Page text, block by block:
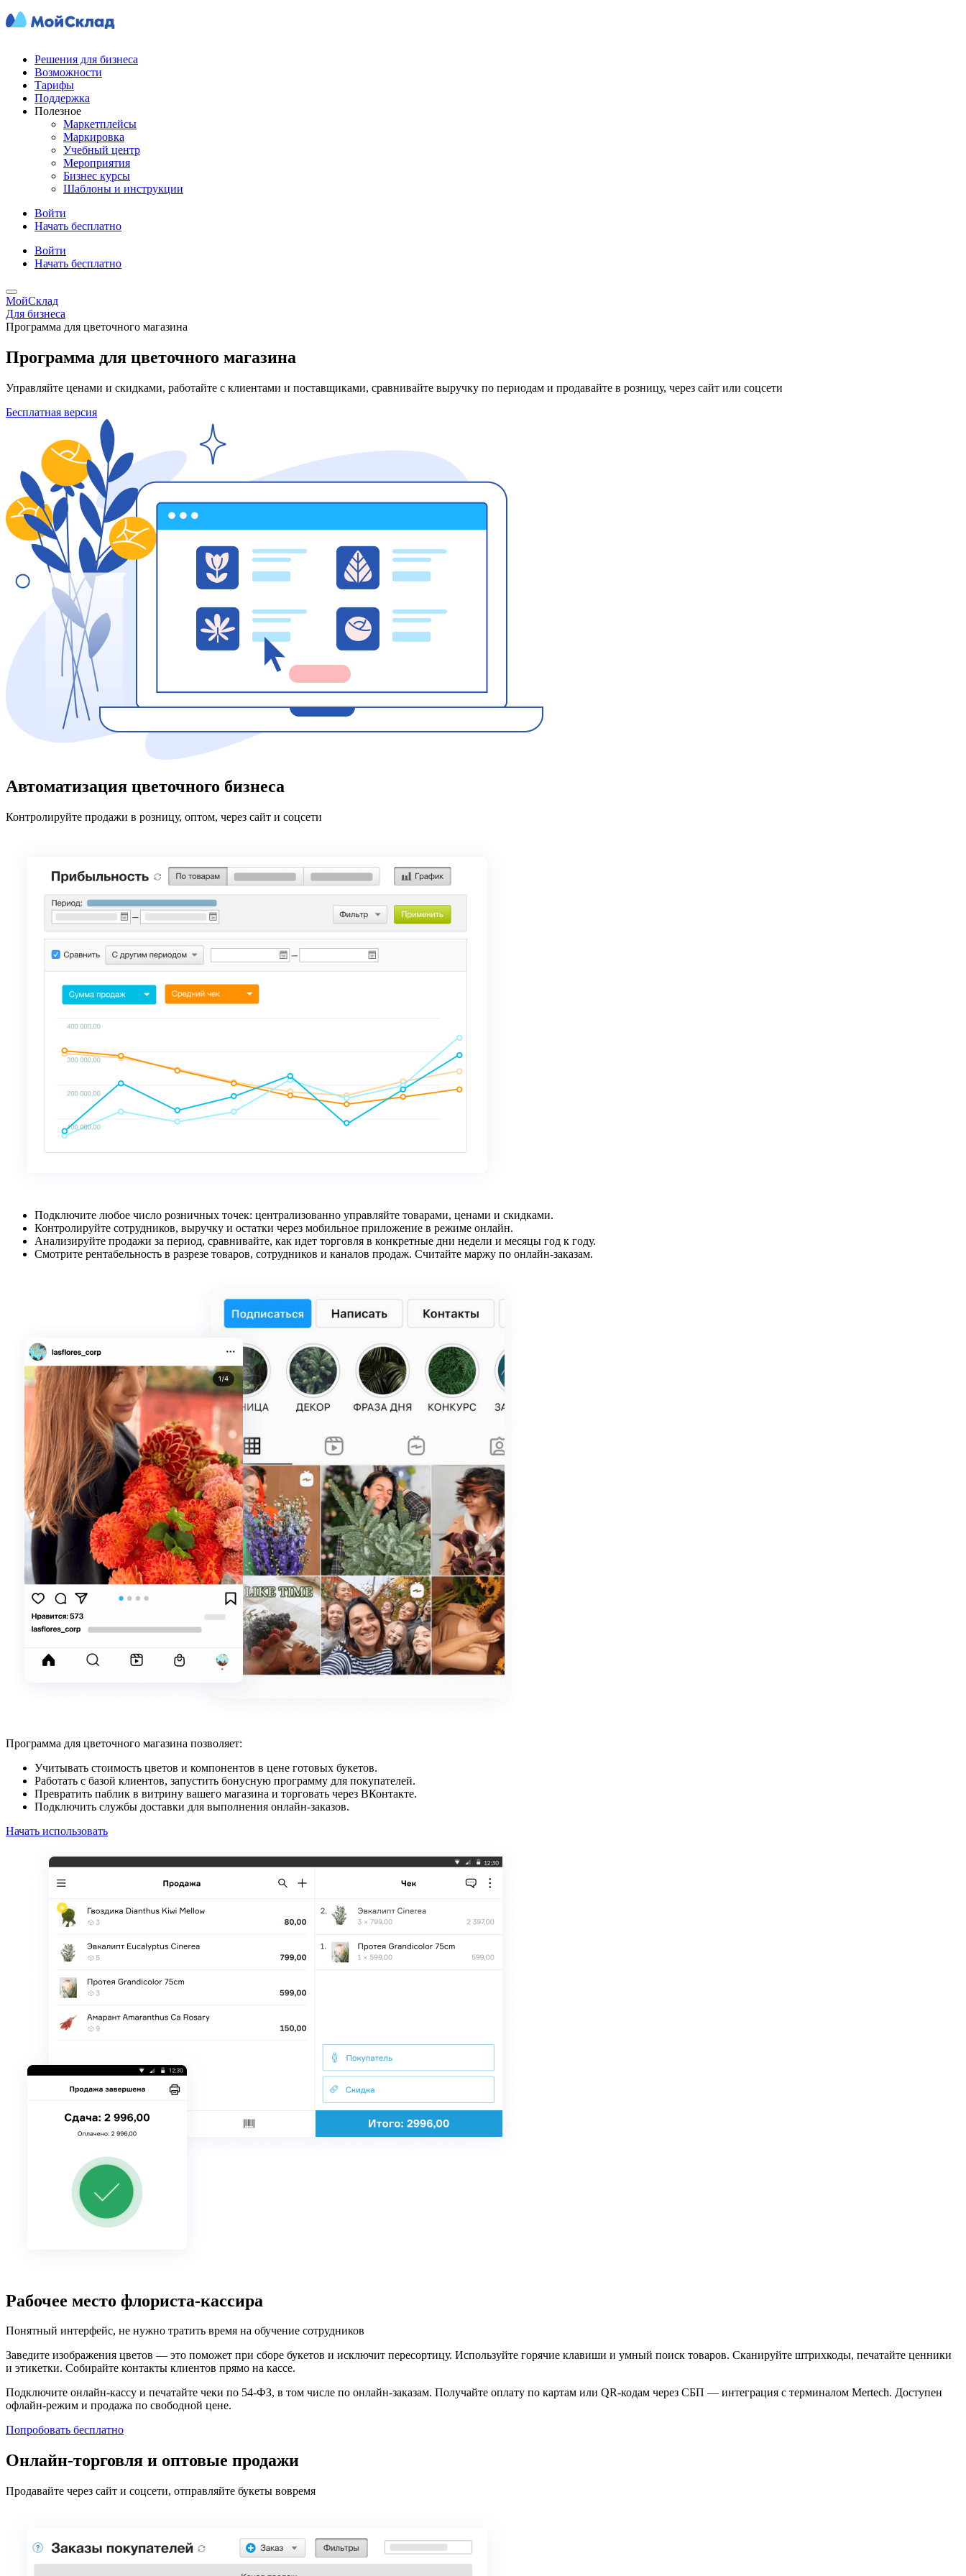
Решения для бизнеса
Возможности
Тарифы
Поддержка
Полезное
Маркетплейсы
Маркировка
Учебный центр
Мероприятия
Бизнес курсы
Шаблоны и инструкции
Войти
Начать бесплатно
Войти
Начать бесплатно
МойСклад
Для бизнеса
Программа для цветочного магазина
Программа для цветочного магазина
Управляйте ценами и скидками, работайте с клиентами и поставщиками, сравнивайте выручку по периодам и продавайте в розницу, через сайт или соцсети
Бесплатная версия
Автоматизация цветочного бизнеса
Контролируйте продажи в розницу, оптом, через сайт и соцсети
Подключите любое число розничных точек: централизованно управляйте товарами, ценами и скидками.
Контролируйте сотрудников, выручку и остатки через мобильное приложение в режиме онлайн.
Анализируйте продажи за период, сравнивайте, как идет торговля в конкретные дни недели и месяцы год к году.
Смотрите рентабельность в разрезе товаров, сотрудников и каналов продаж. Считайте маржу по онлайн-заказам.
Программа для цветочного магазина позволяет:
Учитывать стоимость цветов и компонентов в цене готовых букетов.
Работать с базой клиентов, запустить бонусную программу для покупателей.
Превратить паблик в витрину вашего магазина и торговать через ВКонтакте.
Подключить службы доставки для выполнения онлайн‑заказов.
Начать использовать
Рабочее место флориста-кассира
Понятный интерфейс, не нужно тратить время на обучение сотрудников
Заведите изображения цветов — это поможет при сборе букетов и исключит пересортицу. Используйте горячие клавиши и умный поиск товаров. Сканируйте штрихкоды, печатайте ценники
и этикетки. Собирайте контакты клиентов прямо на кассе.
Подключите онлайн-кассу и печатайте чеки по 54-ФЗ, в том числе по онлайн-заказам. Получайте оплату по картам или QR-кодам через СБП — интеграция с терминалом Mertech. Доступен
офлайн-режим и продажа по свободной цене.
Попробовать бесплатно
Онлайн-торговля и оптовые продажи
Продавайте через сайт и соцсети, отправляйте букеты вовремя